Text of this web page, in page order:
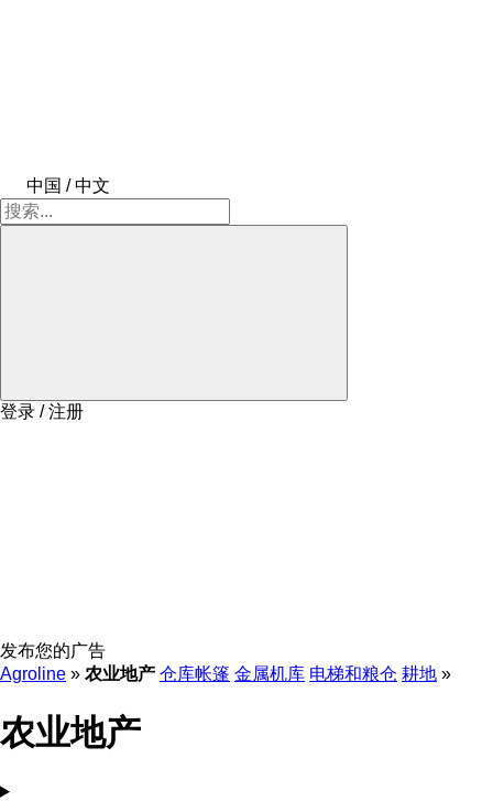
中国 / 中文
登录 / 注册
发布您的广告
Agroline » 农业地产 仓库帐篷 金属机库 电梯和粮仓 耕地 »
农业地产